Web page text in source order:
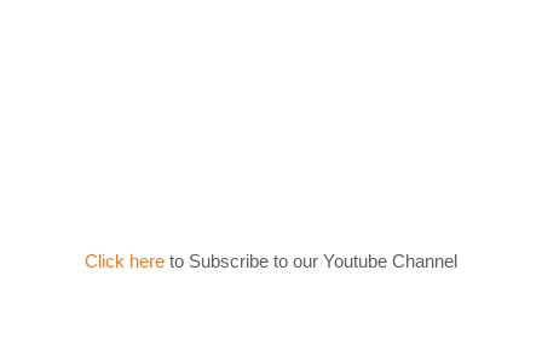
Click here to Subscribe to our Youtube Channel